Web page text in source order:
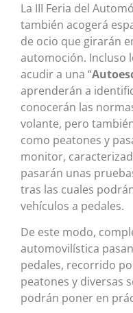
La III Feria del
también acogerá
de ocio que girarán
automoción. Incluso
acudir a una “
aprenderán a
conocerán las
volante, pero
como peatones y
monitor,
pasarán unas
tras las cuales
vehículos a pedales.
De este modo,
automovilística
pedales, recorrido
peatones y diversas
podrán poner en